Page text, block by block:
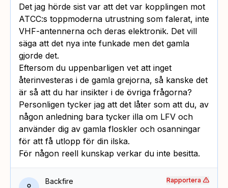
Det jag hörde sist var att det var kopplingen mot
ATCC:s toppmoderna utrustning som falerat, inte
VHF-antennerna och deras elektronik. Det vill
säga att det nya inte funkade men det gamla
gjorde det.
Eftersom du uppenbarligen vet att inget
återinvesteras i de gamla grejorna, så kanske det
är så att du har insikter i de övriga frågorna?
Personligen tycker jag att det låter som att du, av
någon anledning bara tycker illa om LFV och
använder dig av gamla floskler och osanningar
för att få utlopp för din ilska.
För någon reell kunskap verkar du inte besitta.
Backfire Rapportera